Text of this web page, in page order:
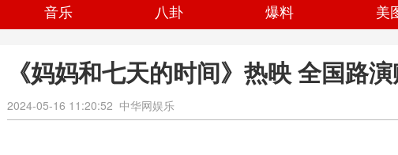
音乐 八卦 爆料 美
《妈妈和七天的时间》热映 全国路
2024-05-16 11:20:52 中华网娱乐